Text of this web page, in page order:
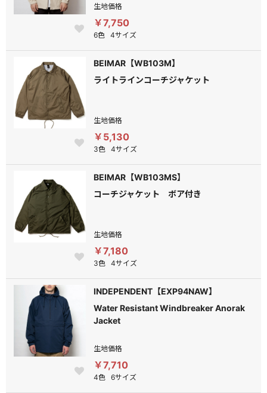
生地価格
￥7,750
6色 4サイズ
BEIMAR【WB103M】
ライトラインコーチジャケット
生地価格
￥5,130
3色 4サイズ
BEIMAR【WB103MS】
コーチジャケット ボア付き
生地価格
￥7,180
3色 4サイズ
INDEPENDENT【EXP94NAW】
Water Resistant Windbreaker Anorak
Jacket
生地価格
￥7,710
4色 6サイズ